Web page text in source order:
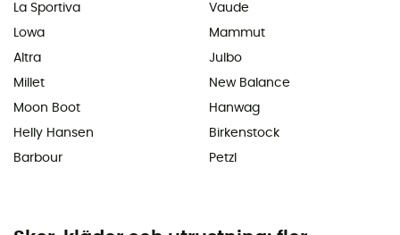
La Sportiva
Lowa
Altra
Millet
Moon Boot
Helly Hansen
Barbour
Vaude
Mammut
Julbo
New Balance
Hanwag
Birkenstock
Petzl